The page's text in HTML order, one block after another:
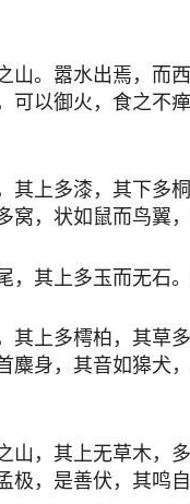
山。嚣水出焉，而
可以御火，食之不
其上多漆，其下多
，状如鼠而鸟翼
，其上多玉而无石
其上多樗柏，其草
麋身，其音如獆犬
山，其上无草木，
，是善伏，其鸣自